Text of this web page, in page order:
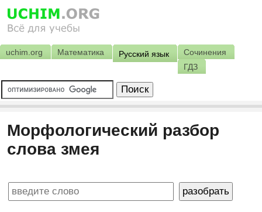
uchim.org Математика Русский язык
Сочинения
ГДЗ
Морфологический разбор
слова змея